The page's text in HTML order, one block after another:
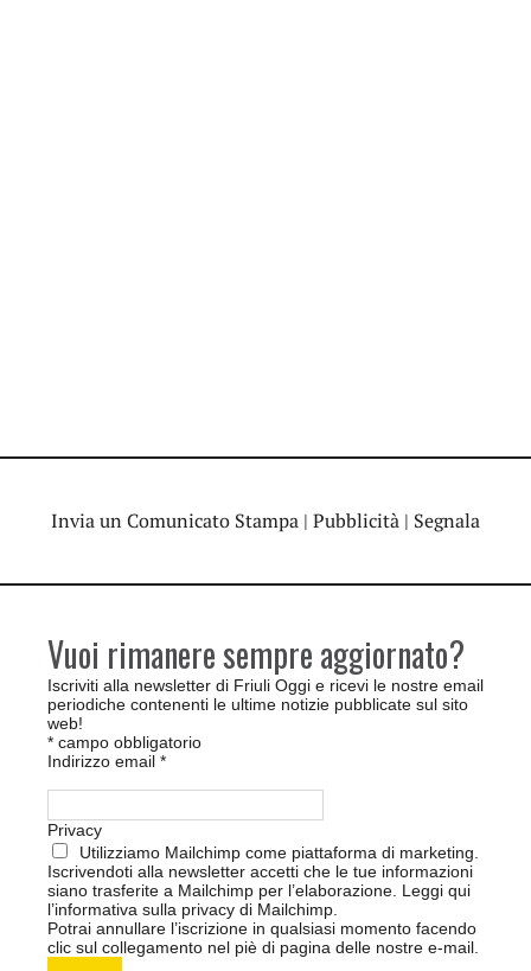
Invia un Comunicato Stampa | Pubblicità | Segnala
Vuoi rimanere sempre aggiornato?
Iscriviti alla newsletter di Friuli Oggi e ricevi le nostre email
periodiche contenenti le ultime notizie pubblicate sul sito
web!
* campo obbligatorio
Indirizzo email *
Privacy
Utilizziamo Mailchimp come piattaforma di marketing.
Iscrivendoti alla newsletter accetti che le tue informazioni
siano trasferite a Mailchimp per l’elaborazione. Leggi qui
l’informativa sulla privacy di Mailchimp
Potrai annullare l’iscrizione in qualsiasi momento facendo
clic sul collegamento nel piè di pagina delle nostre e-mail.